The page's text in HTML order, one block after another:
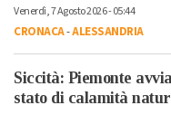
Venerdì, 7 Agosto 2026 - 05:44
CRONACA-ALESSANDRIA
Siccità: Piemonte
stato di calamità